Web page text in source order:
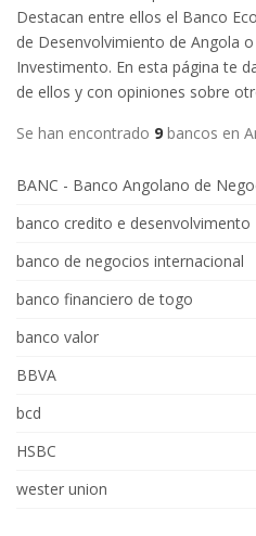
Destacan entre ellos el Banco
de Desenvolvimiento de Angola
Investimento. En esta página te
de ellos y con opiniones sobre
Se han encontrado 9 bancos en
BANC - Banco Angolano de
banco credito e desenvolvimento
banco de negocios internacional
banco financiero de togo
banco valor
BBVA
bcd
HSBC
wester union